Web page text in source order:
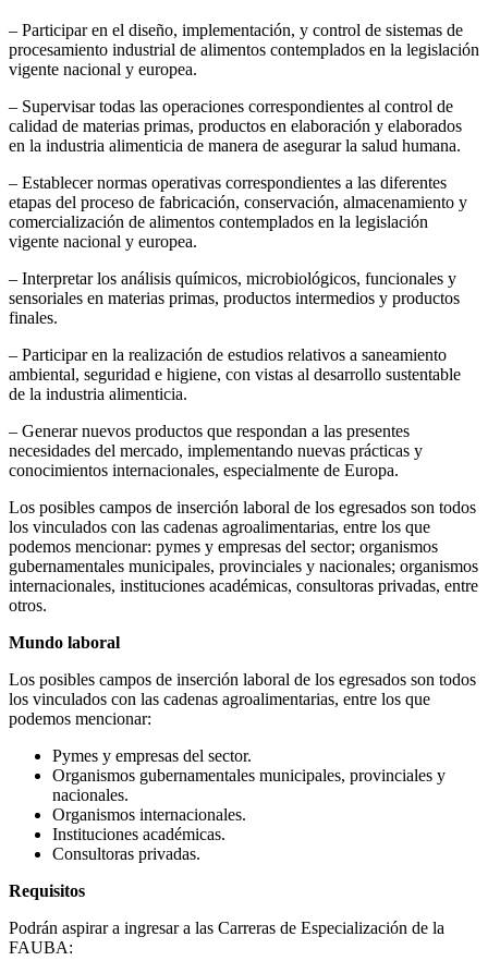
– Participar en el diseño, implementación, y control de sistemas de
procesamiento industrial de alimentos contemplados en la legislación
vigente nacional y europea.
– Supervisar todas las operaciones correspondientes al control de
calidad de materias primas, productos en elaboración y elaborados
en la industria alimenticia de manera de asegurar la salud humana.
– Establecer normas operativas correspondientes a las diferentes
etapas del proceso de fabricación, conservación, almacenamiento y
comercialización de alimentos contemplados en la legislación
vigente nacional y europea.
– Interpretar los análisis químicos, microbiológicos, funcionales y
sensoriales en materias primas, productos intermedios y productos
finales.
– Participar en la realización de estudios relativos a saneamiento
ambiental, seguridad e higiene, con vistas al desarrollo sustentable
de la industria alimenticia.
– Generar nuevos productos que respondan a las presentes
necesidades del mercado, implementando nuevas prácticas y
conocimientos internacionales, especialmente de Europa.
Los posibles campos de inserción laboral de los egresados son todos
los vinculados con las cadenas agroalimentarias, entre los que
podemos mencionar: pymes y empresas del sector; organismos
gubernamentales municipales, provinciales y nacionales; organismos
internacionales, instituciones académicas, consultoras privadas, entre
otros.
Mundo laboral
Los posibles campos de inserción laboral de los egresados son todos
los vinculados con las cadenas agroalimentarias, entre los que
podemos mencionar:
Pymes y empresas del sector.
Organismos gubernamentales municipales, provinciales y
nacionales.
Organismos internacionales.
Instituciones académicas.
Consultoras privadas.
Requisitos
Podrán aspirar a ingresar a las Carreras de Especialización de la
FAUBA: